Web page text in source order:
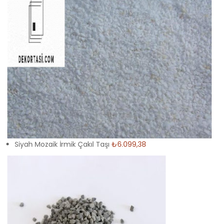
Siyah Mozaik İrmik Çakıl Taşı ₺6.099,38